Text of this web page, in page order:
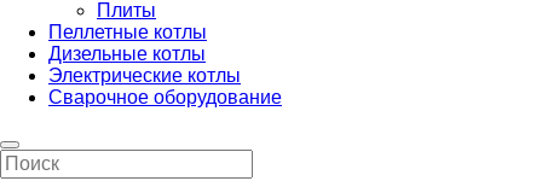
Плиты
Пеллетные котлы
Дизельные котлы
Электрические котлы
Сварочное оборудование